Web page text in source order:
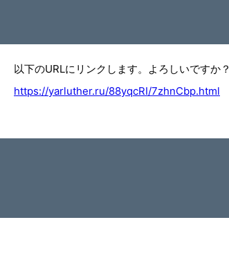
以下のURLにリンクします。よろしいですか？
https://yarluther.ru/88yqcRI/7zhnCbp.html